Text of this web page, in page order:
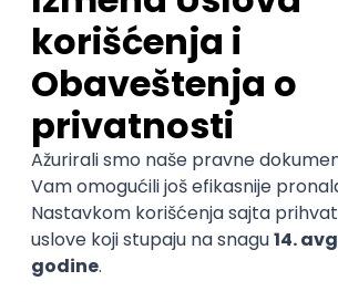
Pomozi nam da saznamo
ovom smeru
(0ocena)
Ostavi ocenu